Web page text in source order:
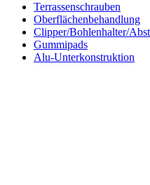
Terrassenschrauben
Oberflächenbehandlung
Clipper/Bohlenhalter/
Gummipads
Alu-Unterkonstruktion